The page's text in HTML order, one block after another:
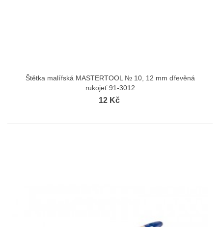
Štětka malířská MASTERTOOL № 10, 12 mm dřevěná
rukojeť 91-3012
12 Kč